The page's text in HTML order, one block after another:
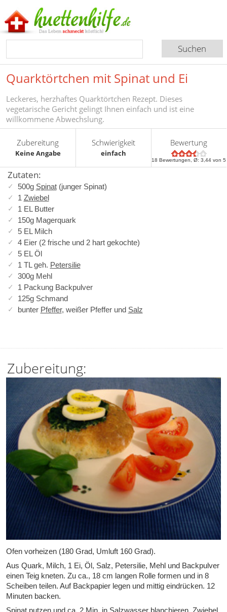
Quarktörtchen mit Spinat und Ei
Leckeres, herzhaftes Quarktörtchen Rezept. Dieses
vegetarische Gericht gelingt Ihnen einfach und ist eine
willkommene Abwechslung.
Zubereitung
Keine Angabe
Schwierigkeit
einfach
Bewertung
18 Bewertungen, Ø:3,44 von 5
Zutaten:
500g Spinat(junger Spinat)
1 Zwiebel
1 EL Butter
150g Magerquark
5 EL Milch
4 Eier (2 frische und 2 hart gekochte)
5 EL Öl
1 TL geh. Petersilie
300g Mehl
1 Packung Backpulver
125g Schmand
bunter Pfeffer, weißer Pfeffer und Salz
Zubereitung:
Ofen vorheizen (180 Grad, Umluft 160 Grad).
Aus Quark, Milch, 1 Ei, Öl, Salz, Petersilie, Mehl und Backpulver
einen Teig kneten. Zu ca., 18 cm langen Rolle formen und in 8
Scheiben teilen. Auf Backpapier legen und mittig eindrücken. 12
Minuten backen.